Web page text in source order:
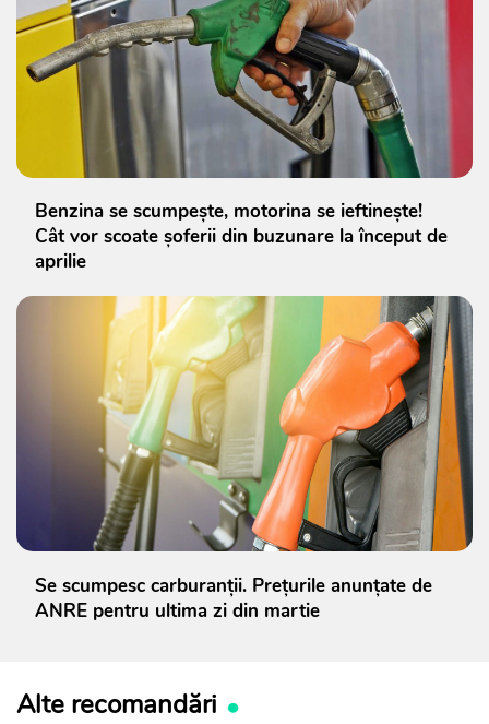
Benzina se scumpește, motorina se ieftinește!
Cât vor scoate șoferii din buzunare la început de
aprilie
Se scumpesc carburanții. Prețurile anunțate de
ANRE pentru ultima zi din martie
Alte recomandări